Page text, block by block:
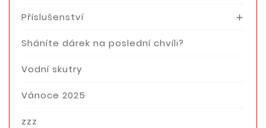
Příslušenství 
Sháníte dárek na poslední chvíli?
Vodní skutry
Vánoce 2025
zzz